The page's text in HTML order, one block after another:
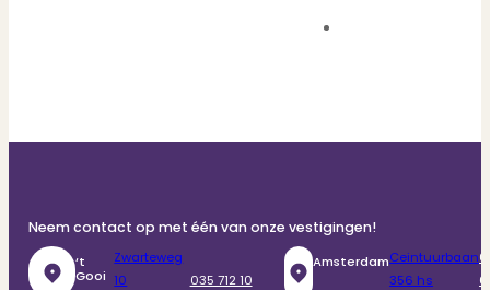
Neem contact op met één van onze vestigingen!
‘t
Gooi
Zwarteweg
10
035 712 10
AmsterdamCeintuurbaan
356 hs